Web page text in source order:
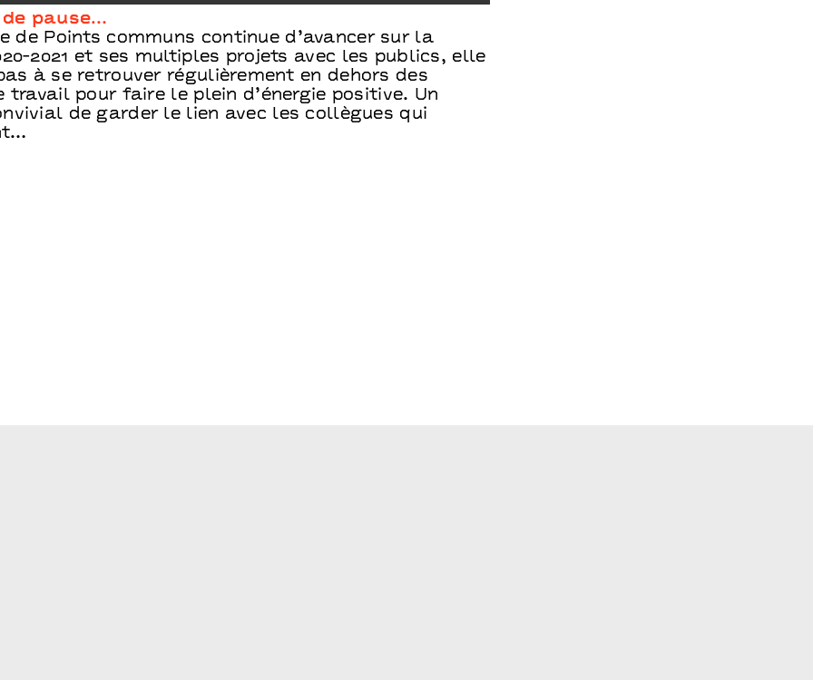
de pause…
de Points communs continue d’avancer sur la
2021 et ses multiples projets avec les publics, elle
à se retrouver régulièrement en dehors des
travail pour faire le plein d’énergie positive. Un
de garder le lien avec les collègues qui